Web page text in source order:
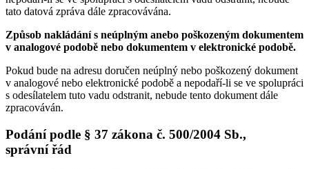
tato datová zpráva dále zpracovávána.
Způsob nakládání s neúplným anebo poškozeným dokumentem
v analogové podobě nebo dokumentem v elektronické podobě.
Pokud bude na adresu doručen neúplný nebo poškozený dokument
v analogové nebo elektronické podobě a nepodaří-li se ve spolupráci
s odesílatelem tuto vadu odstranit, nebude tento dokument dále
zpracováván.
Podání podle § 37 zákona č. 500/2004 Sb.,
správní řád